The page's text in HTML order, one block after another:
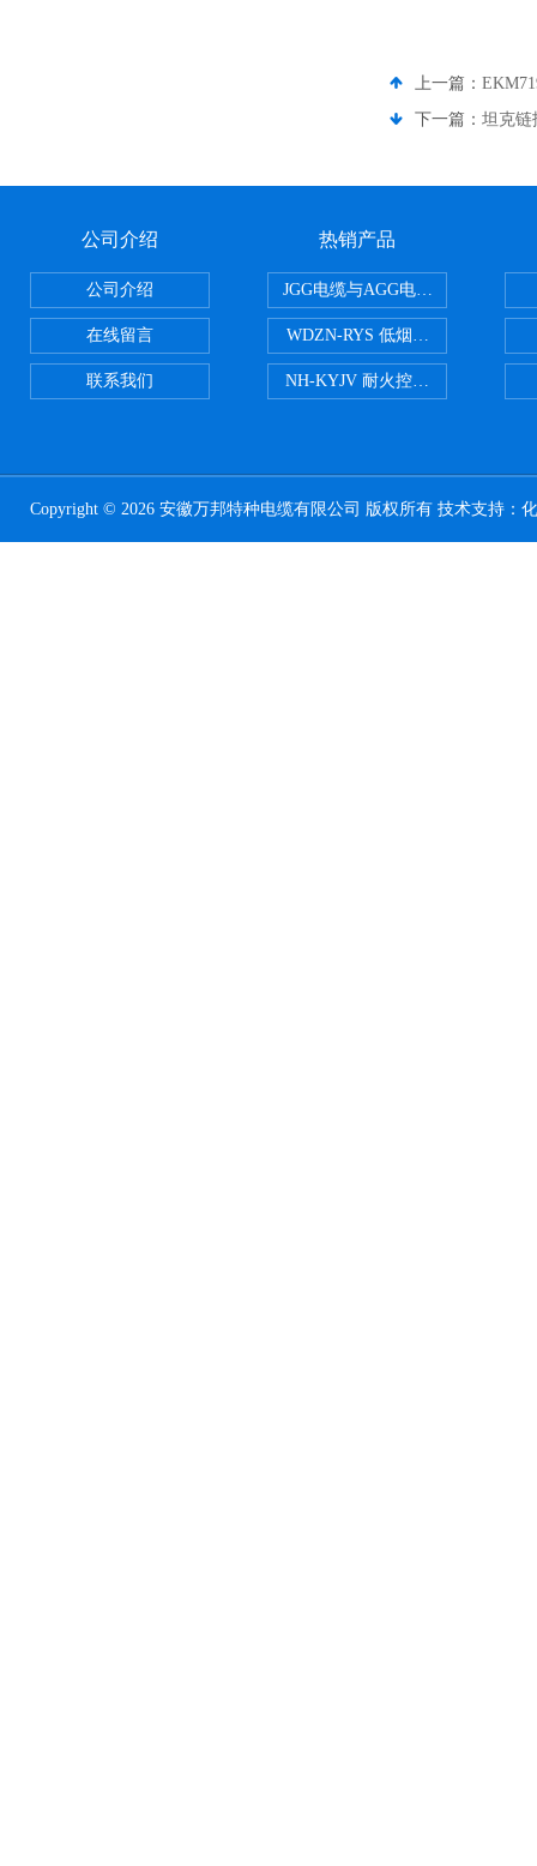
上一篇：
下一篇： 坦克链
公司介绍
公司介绍
在线留言
联系我们
热销产品
JGG电缆与AGG电缆有什么区别
WDZN-RYS 低烟无卤耐火双绞线
NH-KYJV 耐火控制电缆
Copyright © 2026 安徽万邦特种电缆有限公司 版权所有 技术支持：